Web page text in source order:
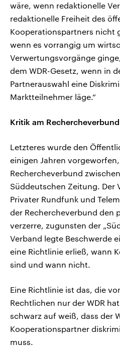
wäre, wenn redaktionelle
redaktionelle Freiheit des
Kooperationspartners nicht
wenn es vorrangig um
Verwertungsvorgänge
dem WDR-Gesetz, wenn in
Partnerauswahl eine
Marktteilnehmer läge.“
Kritik am Rechercheverbund
Letzteres wurde den
einigen Jahren
Rechercheverbund
Süddeutschen Zeitung. Der
Privater Rundfunk und
der Rechercheverbund den
verzerre, zugunsten der
Verband legte Beschwerde
eine Richtlinie erließ, wann
sind und wann nicht.
Eine Richtlinie ist das, die
Rechtlichen nur der WDR
schwarz auf weiß, dass der
Kooperationspartner
muss.